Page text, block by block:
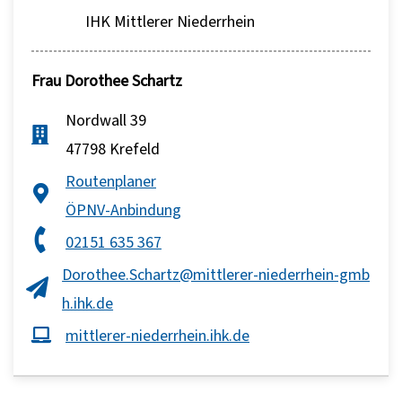
IHK Mittlerer Niederrhein
Frau Dorothee Schartz
Nordwall 39
47798 Krefeld
Routenplaner
ÖPNV-Anbindung
02151 635 367
Dorothee.Schartz@mittlerer-niederrhein-gmb
h.ihk.de
mittlerer-niederrhein.ihk.de